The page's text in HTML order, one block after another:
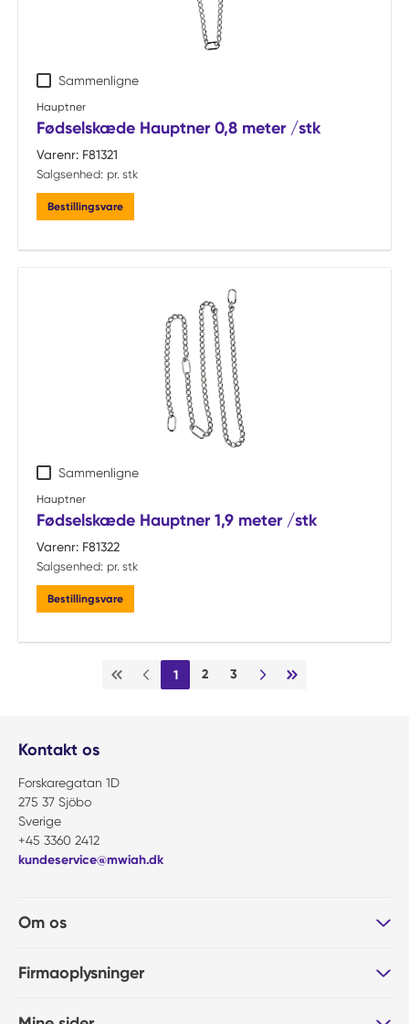
Sammenligne
Hauptner
Fødselskæde Hauptner 0,8 meter /stk
Varenr: F81321
Salgsenhed: pr. stk
Bestillingsvare
Sammenligne
Hauptner
Fødselskæde Hauptner 1,9 meter /stk
Varenr: F81322
Salgsenhed: pr. stk
Bestillingsvare
Første sideForrige side
1 2 3
Næste sideSidste side
Kontakt os
Forskaregatan 1D
275 37 Sjöbo
Sverige
+45 3360 2412
kundeservice@mwiah.dk
Om os
Firmaoplysninger